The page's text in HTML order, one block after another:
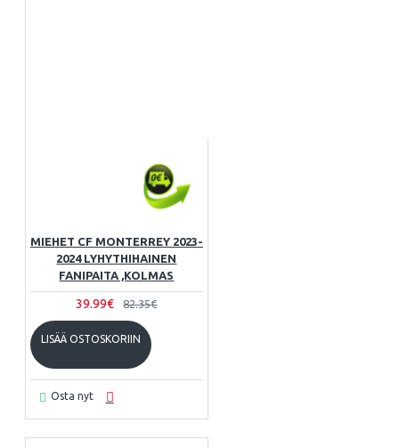
MIEHET CF MONTERREY 2023-
2024 LYHYTHIHAINEN
FANIPAITA ,KOLMAS
39.99€ 82.35€
LISÄÄ OSTOSKORIIN
Osta nyt